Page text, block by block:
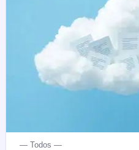
— Todos —